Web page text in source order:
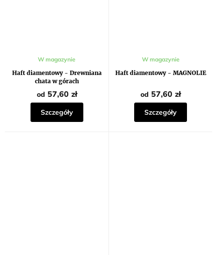
Haft diamentowy - Drewniana
chata w górach
Średnia
ocena
produktu
wynosi
5,0
na
5
gwiazdek.
W magazynie
od 57,60 zł
Szczegóły
Haft diamentowy - MAGNOLIE
W magazynie
od 57,60 zł
Szczegóły